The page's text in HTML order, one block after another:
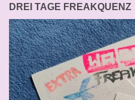
DREI TAGE FREAKQUENZ